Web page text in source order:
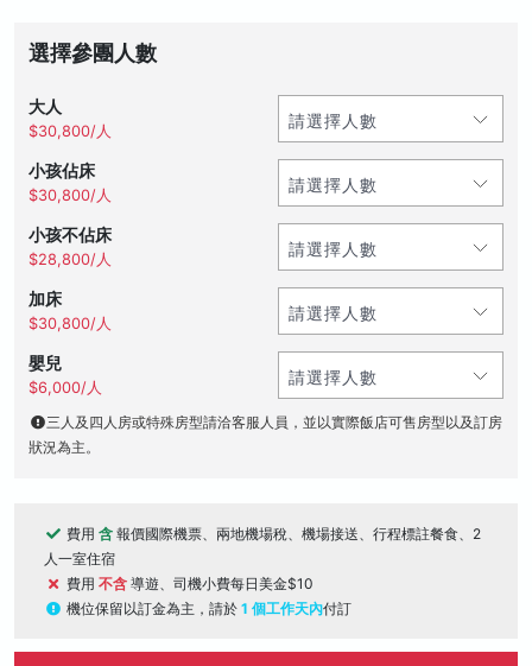
選擇參團人數
大人
$30,800/人
小孩佔床
$30,800/人
小孩不佔床
$28,800/人
加床
$30,800/人
嬰兒
$6,000/人
三人及四人房或特殊房型請洽客服人員，並以實際飯店可售房型以及訂房
狀況為主。
費用 含 報價國際機票、兩地機場稅、機場接送、行程標註餐食、2
人一室住宿
費用 不含 導遊、司機小費每日美金$10
機位保留以訂金為主，請於 1 個工作天內付訂